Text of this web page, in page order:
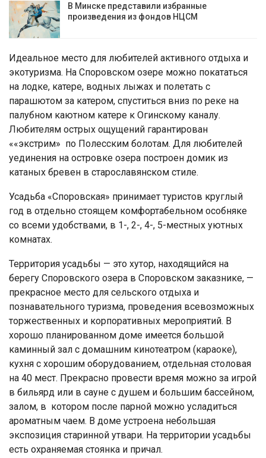
В Минске представили избранные
произведения из фондов НЦСМ
Идеальное место для любителей активного отдыха и
экотуризма. На Споровском озере можно покататься
на лодке, катере, водных лыжах и полетать с
парашютом за катером, спуститься вниз по реке на
палубном каютном катере к Огинскому каналу.
Любителям острых ощущений гарантирован
««экстрим» по Полесским болотам. Для любителей
уединения на островке озера построен домик из
катаных бревен в старославянском стиле.
Усадьба «Споровская» принимает туристов круглый
год в отдельно стоящем комфортабельном особняке
со всеми удобствами, в 1-, 2-, 4-, 5-местных уютных
комнатах.
Территория усадьбы — это хутор, находящийся на
берегу Споровского озера в Споровском заказнике, —
прекрасное место для сельского отдыха и
познавательного туризма, проведения всевозможных
торжественных и корпоративных мероприятий. В
хорошо планированном доме имеется большой
каминный зал с домашним кинотеатром (караоке),
кухня с хорошим оборудованием, отдельная столовая
на 40 мест. Прекрасно провести время можно за игрой
в бильярд или в сауне с душем и большим бассейном,
залом, в котором после парной можно усладиться
ароматным чаем. В доме устроена небольшая
экспозиция старинной утвари. На территории усадьбы
есть охраняемая стоянка и причал.